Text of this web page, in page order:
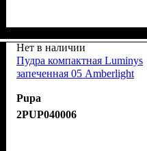
Нет в наличии
Пудра компактная Luminys
запеченная 05 Amberlight
Pupa
2PUP040006